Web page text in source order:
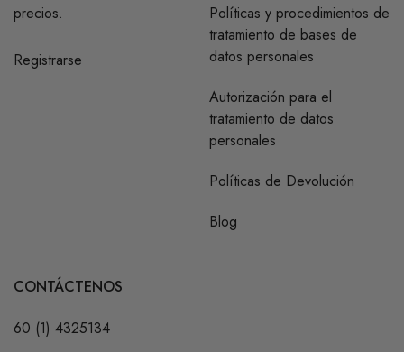
precios.
Registrarse
Políticas y procedimientos de
tratamiento de bases de
datos personales
Autorización para el
tratamiento de datos
personales
Políticas de Devolución
Blog
CONTÁCTENOS
60 (1) 4325134